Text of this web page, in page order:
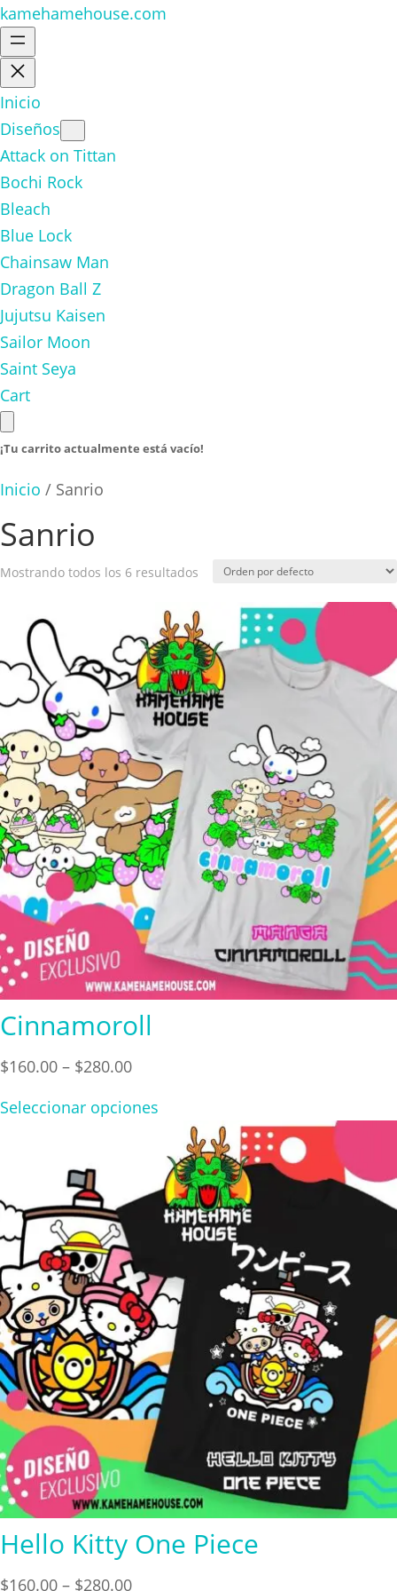
kamehamehouse.com
Inicio
Diseños
Attack on Tittan
Bochi Rock
Bleach
Blue Lock
Chainsaw Man
Dragon Ball Z
Jujutsu Kaisen
Sailor Moon
Saint Seya
Cart
¡Tu carrito actualmente está vacío!
Inicio / Sanrio
Sanrio
Mostrando todos los 6 resultados
Cinnamoroll
$160.00 – $280.00Price
$160.00
through
$280.00
Seleccionar opciones
Hello Kitty One Piece
$160.00 – $280.00Price